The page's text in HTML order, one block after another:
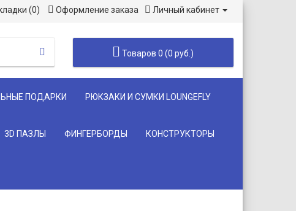
(0) Оформление заказа Личный кабинет
Товаров 0 (0 руб.)
ПОДАРКИ РЮКЗАКИ И СУМКИ LOUNGEFLY
3D ПАЗЛЫ ФИНГЕРБОРДЫ КОНСТРУКТОРЫ